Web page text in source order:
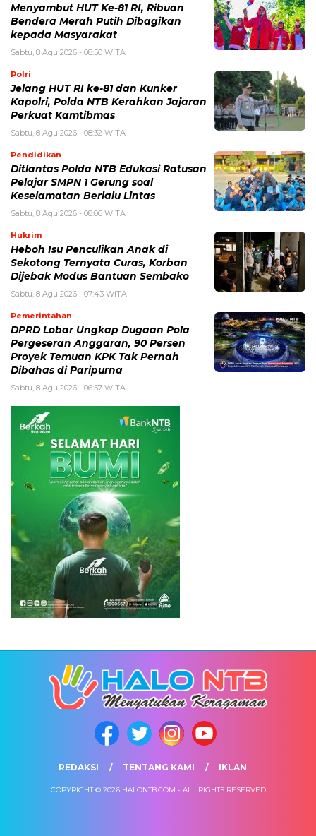
Menyambut HUT Ke-81 RI, Ribuan
Bendera Merah Putih Dibagikan
kepada Masyarakat
Sabtu, 8 Agu 2026 - 08:50 WITA
Polri
Jelang HUT RI ke-81 dan Kunker
Kapolri, Polda NTB Kerahkan Jajaran
Perkuat Kamtibmas
Sabtu, 8 Agu 2026 - 08:32 WITA
Pendidikan
Ditlantas Polda NTB Edukasi Ratusan
Pelajar SMPN 1 Gerung soal
Keselamatan Berlalu Lintas
Sabtu, 8 Agu 2026 - 08:06 WITA
Hukrim
Heboh Isu Penculikan Anak di
Sekotong Ternyata Curas, Korban
Dijebak Modus Bantuan Sembako
Sabtu, 8 Agu 2026 - 07:43 WITA
Pemerintahan
DPRD Lobar Ungkap Dugaan Pola
Pergeseran Anggaran, 90 Persen
Proyek Temuan KPK Tak Pernah
Dibahas di Paripurna
Sabtu, 8 Agu 2026 - 06:57 WITA
REDAKSI TENTANG KAMI IKLAN
COPYRIGHT © 2026 HALONTB.COM - ALL RIGHTS RESERVED